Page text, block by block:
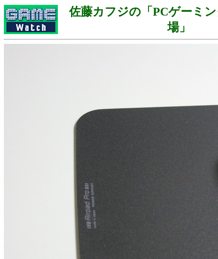
佐藤カフジの「PCゲーミ
場」